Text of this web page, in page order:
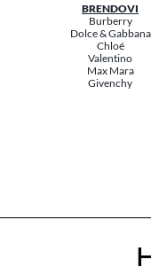
BRENDOVI
Burberry
Dolce & Gabbana
Chloé
Valentino
Max Mara
Givenchy